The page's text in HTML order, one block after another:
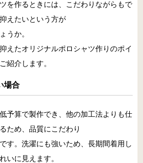
を作るときには、こだわりながらもで
えたいという方が
うか。
えたオリジナルポロシャツ作りのポイ
紹介します。
場合
予算で製作でき、他の加工法よりも仕
ため、品質にこだわり
す。洗濯にも強いため、長期間着用し
いに見えます。